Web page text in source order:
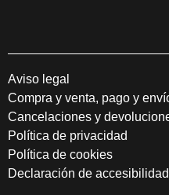
Aviso legal
Compra y venta, pago y
Cancelaciones y
Política de privacidad
Política de cookies
Declaración de accesibilidad